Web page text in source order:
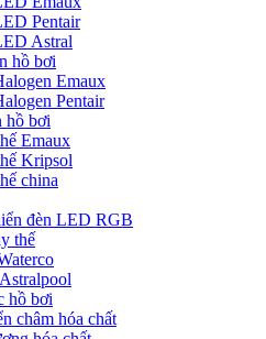
Pentair
Astral
hồ bơi
Emaux
Pentair
hồ bơi
Emaux
Kripsol
china
đèn LED RGB
thế
hồ bơi
châm hóa chất